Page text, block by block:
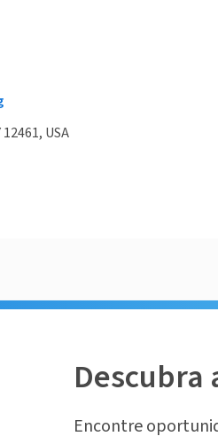
USA
Descubra
Encontre